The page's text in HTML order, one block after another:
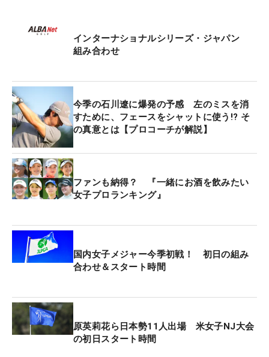
ドンヘオープン」など、海外ツアーとの関係はます
ます密になっている。
なずく。日本はアメリカに次ぐゴルフマーケットだ
と感じているという。「これだけゴルフ熱があるの
も、日本のすごいところ。20年、30年前と比べる
と、日本国内だけでお金が回って潤って…という時
代じゃないのかなと思う」。時代がグローバル化へ
と進む中、ゴルフ界も例外ではないと捉えている。
身も、昨年は再挑戦を目指して米国の予選会に出場
した。「日本から外に出て、上のツアーに行きたが
っている選手がたくさんいる。いろんな選手がルー
か（みんな）考えていると思う。選手目線でいう
と、海外の選手と回ることや海外でプレーすること
に慣れる必要がある。そういう意味では、非常にい
インターナショナルシリーズ・ジャパン
組み合わせ
今季の石川遼に爆発の予感 左のミスを消
すために、フェースをシャットに使う!? そ
の真意とは【プロコーチが解説】
ファンも納得？ 『一緒にお酒を飲みたい
女子プロランキング』
国内女子メジャー今季初戦！ 初日の組み
合わせ＆スタート時間
原英莉花ら日本勢11人出場 米女子NJ大会
の初日スタート時間